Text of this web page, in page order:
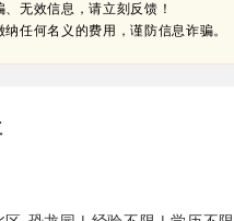
无效信息，请立刻反馈！
任何名义的费用，谨防信息诈骗。